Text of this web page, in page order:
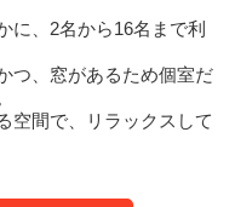
に、2名から16名まで利
つ、窓があるため個室だ
空間で、リラックスして